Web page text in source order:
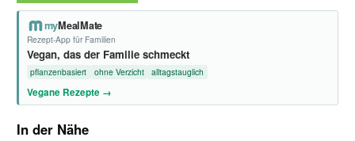
myMealMate
Rezept-App für Familien
Vegan, das der Familie schmeckt
pflanzenbasiert ohne Verzicht alltagstauglich
Vegane Rezepte →
In der Nähe